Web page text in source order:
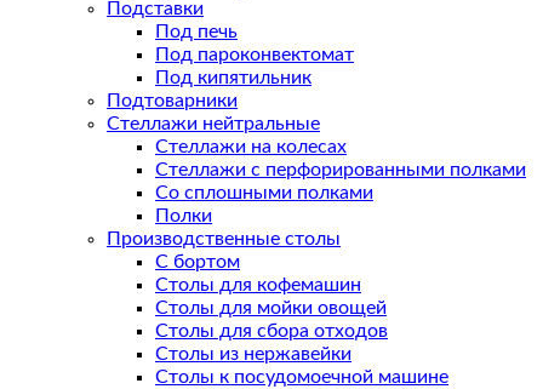
Подставки
Под печь
Под пароконвектомат
Под кипятильник
Подтоварники
Стеллажи нейтральные
Стеллажи на колесах
Стеллажи с перфорированными полками
Со сплошными полками
Полки
Производственные столы
С бортом
Столы для кофемашин
Столы для мойки овощей
Столы для сбора отходов
Столы из нержавейки
Столы к посудомоечной машине